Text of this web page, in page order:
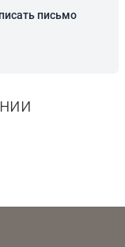
письмо